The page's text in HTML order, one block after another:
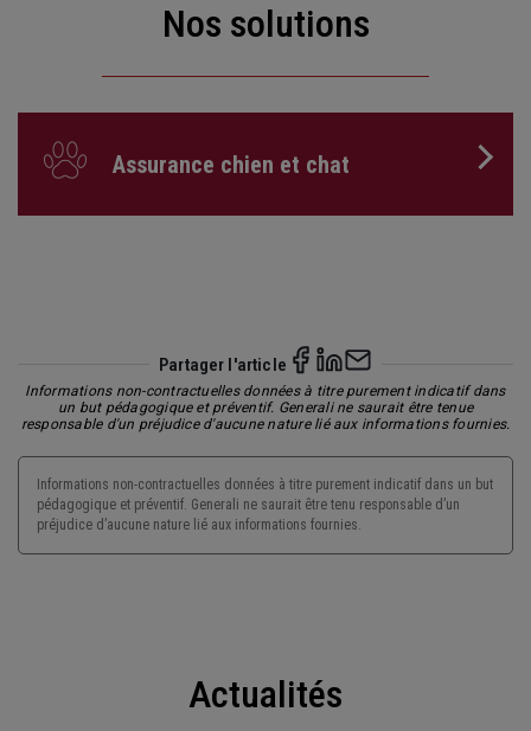
Nos solutions
Assurance chien et chat
Partager l'article
Informations non-contractuelles données à titre purement indicatif dans
un but pédagogique et préventif. Generali ne saurait être tenue
responsable d'un préjudice d'aucune nature lié aux informations fournies.
Informations non-contractuelles données à titre purement indicatif dans un but
pédagogique et préventif. Generali ne saurait être tenu responsable d’un
préjudice d’aucune nature lié aux informations fournies.
Actualités